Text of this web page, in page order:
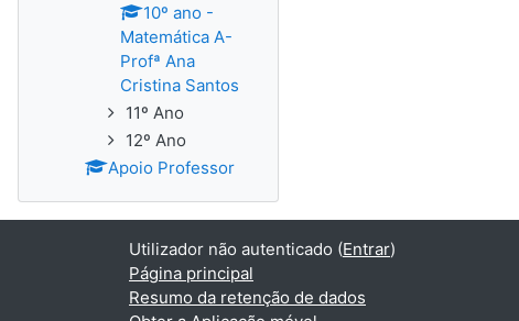
10º ano -
Matemática A-
Profª Ana
Cristina Santos
11º Ano
12º Ano
Apoio Professor
Utilizador não autenticado (Entrar)
Página principal
Resumo da retenção de dados